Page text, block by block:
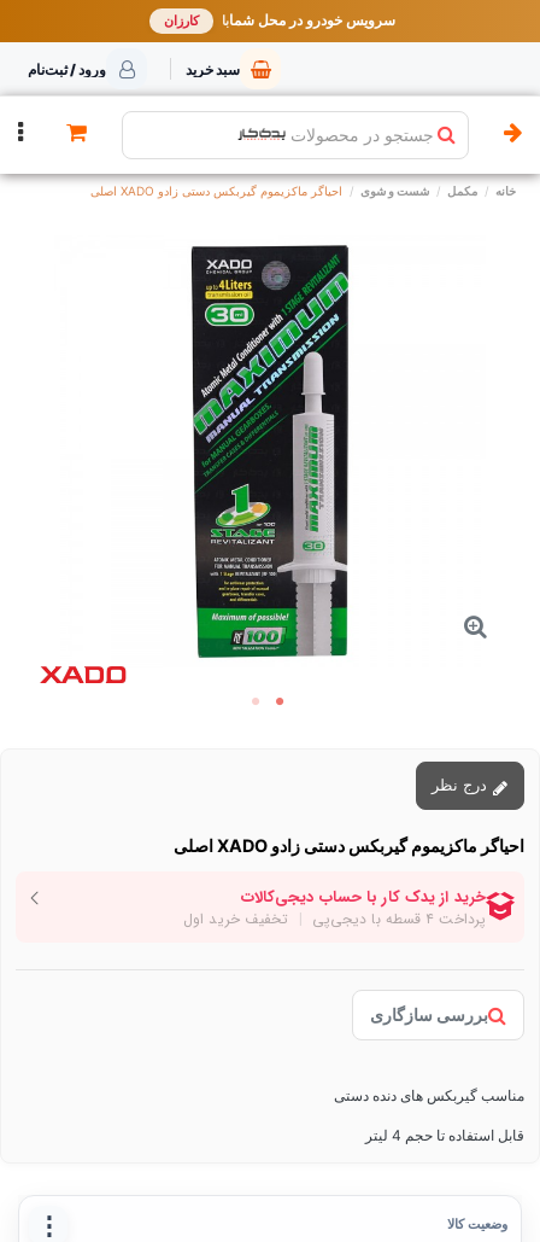
خرید مطمئن از یدک کار بهترین قیمت ایران
سرویس خودرو در محل شمابا کارزان
سبد خرید ورود / ثبت‌نام
جستجو در محصولات
خانه مکمل شست و شوی احیاگر ماکزیموم گیربکس دستی زادو XADO اصلی
احیاگر ماکزیموم گیربکس دستی زادو XADO اصلی
بررسی سازگاری
مناسب گیربکس های دنده دستی
قابل استفاده تا حجم 4 لیتر
⋮ وضعیت کالا